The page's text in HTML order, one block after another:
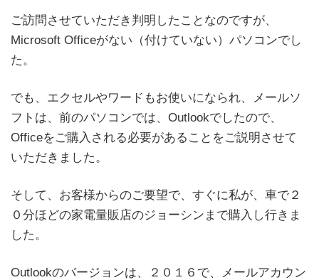
ご訪問させていただき判明したことなのですが、
Microsoft Officeがない（付けていない）パソコンでし
た。
でも、エクセルやワードもお使いになられ、メールソ
フトは、前のパソコンでは、Outlookでしたので、
Officeをご購入される必要があることをご説明させて
いただきました。
そして、お客様からのご要望で、すぐに私が、車で２
０分ほどの家電量販店のジョーシンまで購入し行きま
した。
Outlookのバージョンは、２０１６で、メールアカウン